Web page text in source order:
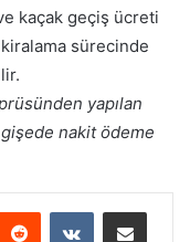
kaçak geçiş ücreti
sürecinde
yapılan
nakit ödeme
Reddit VKontakteE-Posta ile paylaş